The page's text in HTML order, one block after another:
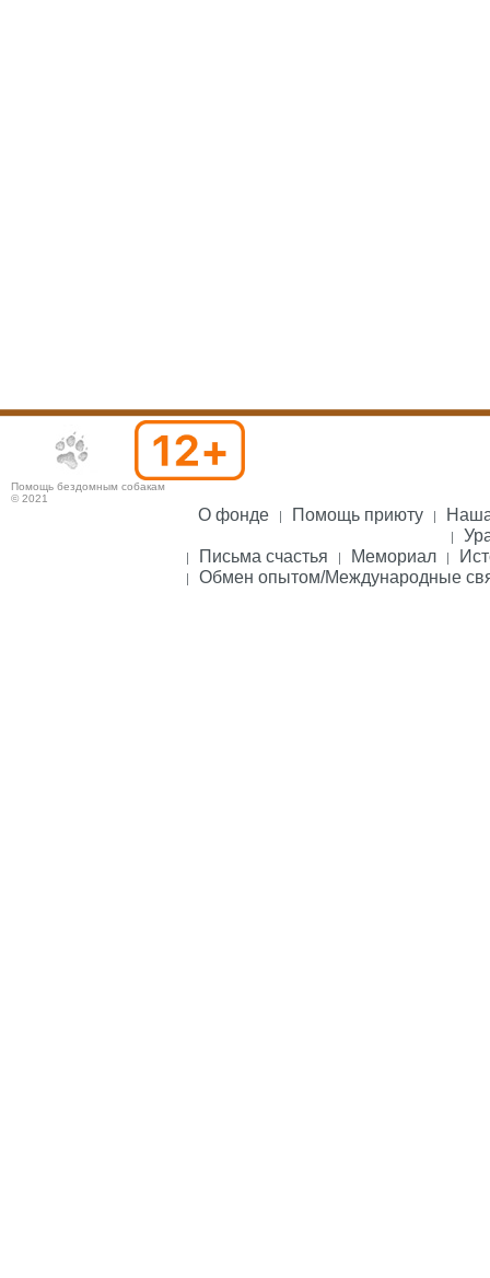
Помощь бездомным собакам
© 2021
О фонде Помощь приюту
Наша
Письма счастья
Мемориал
Обмен опытом/Международные